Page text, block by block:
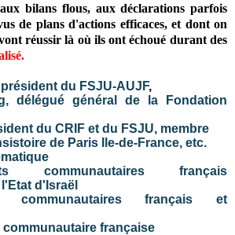
bilans flous, aux déclarations parfois
de plans d'actions efficaces, et dont on
réussir là où ils ont échoué durant des
du FSJU-AUJF,
délégué général de la Fondation
du CRIF et du FSJU, membre
de Paris Ile-de-France, etc.
communautaires français
d'Israël
communautaires français et
française